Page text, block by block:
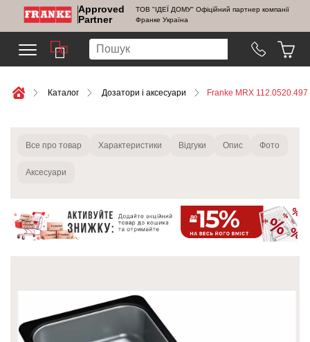
Approved
Partner
ТОВ "ІДЕЇ ДОМУ" Офіційний партнер компанії
Франке Україна
Каталог Дозатори і аксесуари Franke MRX 112.0520.497
Все про товар Характеристики Відгуки Опис Фото
Аксесуари